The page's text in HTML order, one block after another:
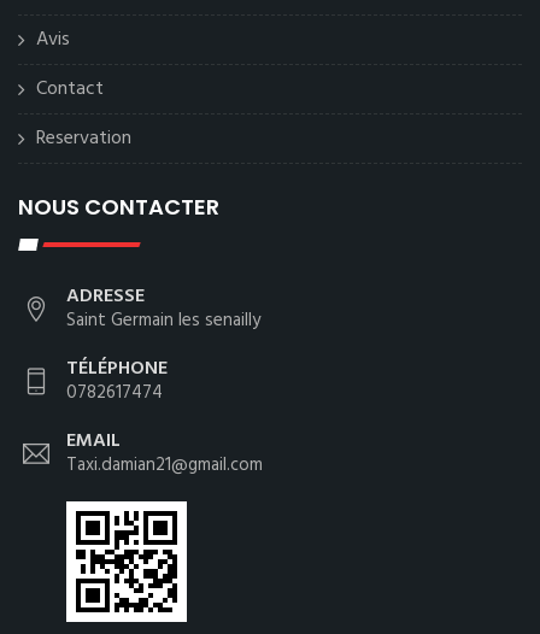
Avis
Contact
Reservation
NOUS CONTACTER
ADRESSE
Saint Germain les senailly
TÉLÉPHONE
0782617474
EMAIL
Taxi.damian21@gmail.com